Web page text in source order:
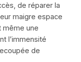
de réparer la
maigre espace
même une
l’immensité
de